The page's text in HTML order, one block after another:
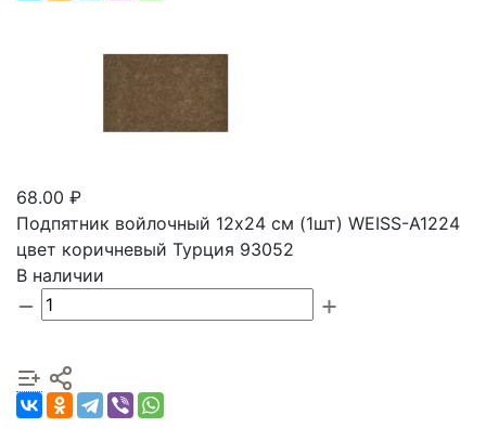
68.00 ₽
Подпятник войлочный 12х24 см (1шт) WEISS-A1224
цвет коричневый Турция 93052
В наличии